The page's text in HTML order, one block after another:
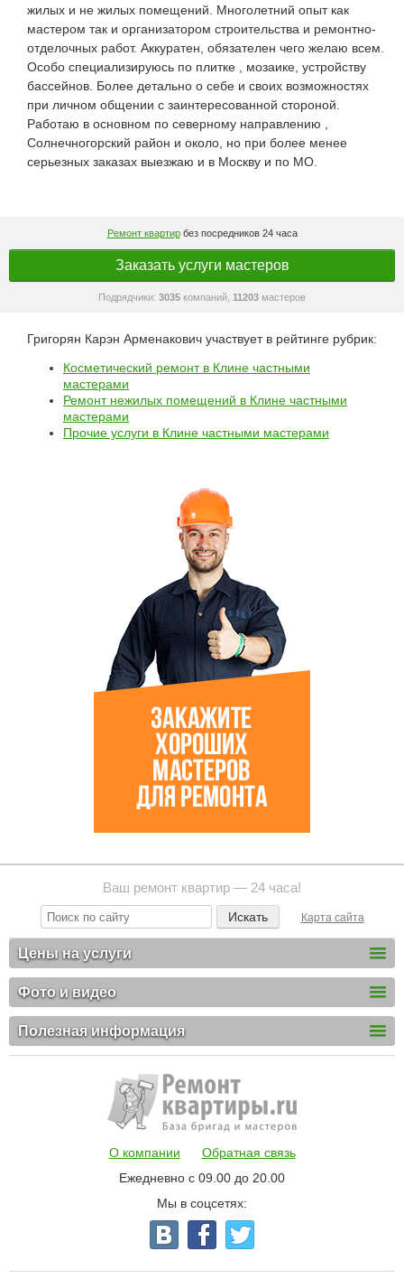
жилых и не жилых помещений. Многолетний опыт как
мастером так и организатором строительства и ремонтно-
отделочных работ. Аккуратен, обязателен чего желаю всем.
Особо специализируюсь по плитке , мозаике, устройству
бассейнов. Более детально о себе и своих возможностях
при личном общении с заинтересованной стороной.
Работаю в основном по северному направлению ,
Солнечногорский район и около, но при более менее
серьезных заказах выезжаю и в Москву и по МО.
Ремонт квартирбез посредников 24 часа
Заказать услуги мастеров
Подрядчики: 3035 компаний, 11203 мастеров
Григорян Карэн Арменакович участвует в рейтинге рубрик:
Косметический ремонт в Клине частными
мастерами
Ремонт нежилых помещений в Клине частными
мастерами
Прочие услуги в Клине частными мастерами
Ваш ремонт квартир — 24 часа!
Карта сайта
Цены на услуги
Фото и видео
Полезная информация
О компании
Обратная связь
Ежедневно с 09.00 до 20.00
Мы в соцсетях: